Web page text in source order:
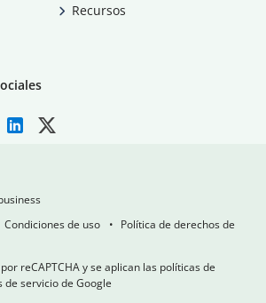
Recursos
Condiciones de uso
Política de derechos de
reCAPTCHA y se aplican las políticas de
servicio de Google